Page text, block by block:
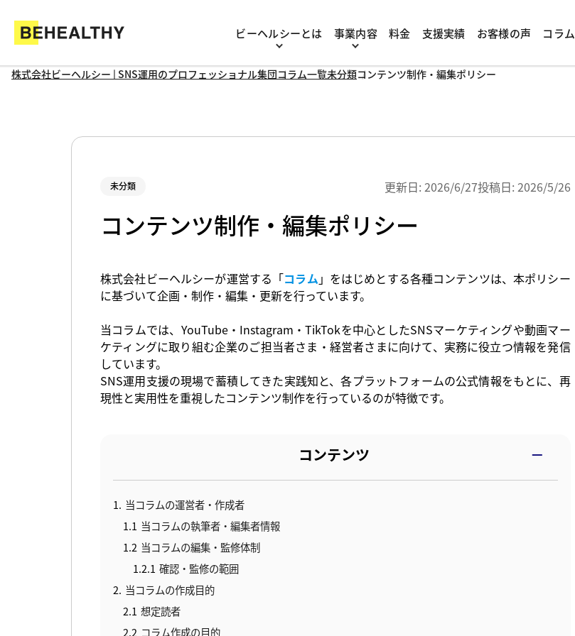
ビーヘルシーとは 事業内容 料金 支援実績 お客様の声 コラム
株式会社ビーヘルシー | SNS運用のプロフェッショナル集団コラム一覧未分類コンテンツ制作・編集ポリシー
未分類 更新日: 2026/6/27投稿日: 2026/5/26
コンテンツ制作・編集ポリシー
株式会社ビーヘルシーが運営する「コラム 」をはじめとする各種コンテンツは、本ポリシー
に基づいて企画・制作・編集・更新を行っています。
当コラムでは、YouTube・Instagram・TikTokを中心としたSNSマーケティングや動画マー
ケティングに取り組む企業のご担当者さま・経営者さまに向けて、実務に役立つ情報を発信
しています。
SNS運用支援の現場で蓄積してきた実践知と、各プラットフォームの公式情報をもとに、再
現性と実用性を重視したコンテンツ制作を行っているのが特徴です。
コンテンツ
1
当コラムの運営者・作成者
1.1 当コラムの執筆者・編集者情報
1.2 当コラムの編集・監修体制
1.2.1 確認・監修の範囲
2 当コラムの作成目的
2.1 想定読者
2.2 コラム作成の目的